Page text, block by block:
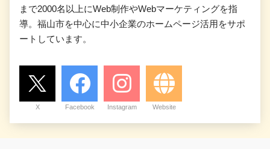
まで2000名以上にWeb制作やWebマーケティングを指
導。福山市を中心に中小企業のホームページ活用をサポ
ートしています。
X Facebook Instagram Website